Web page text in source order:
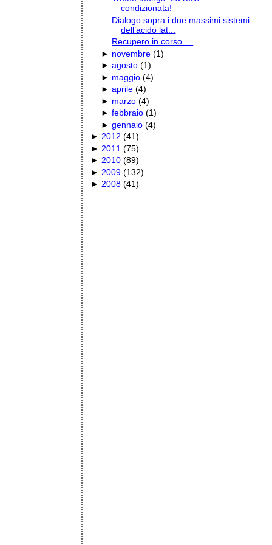
condizionata!
Dialogo sopra i due massimi sistemi
dell’acido lat...
Recupero in corso …
► novembre (1)
►agosto (1)
► maggio (4)
►aprile (4)
► marzo (4)
►febbraio (1)
►gennaio (4)
►2012 (41)
► 2011 (75)
►2010 (89)
► 2009 (132)
►2008 (41)